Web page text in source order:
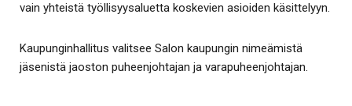
vain yhteistä työllisyysaluetta koskevien asioiden käsittelyyn.
Kaupunginhallitus valitsee Salon kaupungin nimeämistä
jäsenistä jaoston puheenjohtajan ja varapuheenjohtajan.